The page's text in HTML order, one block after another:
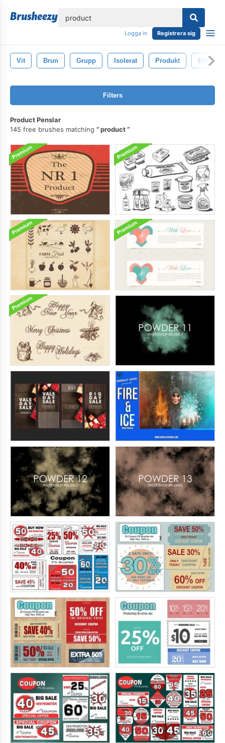
Logga in Registrera sig
Vit Brun Grupp Isolerat Produkt Etnisk
Filters
Product Penslar
145 free brushes matching
product